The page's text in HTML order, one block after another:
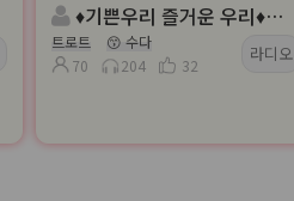
♦️기쁜우리 즐거운 우리♦️진행:아로마향기♦️담: ll물결💦
트로트
😙 수다
70
204 32
라디오